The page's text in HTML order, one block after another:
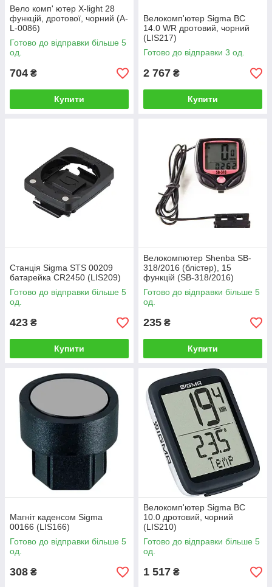
Вело комп' ютер X-light 28
функцій, дротової, чорний (A-
L-0086)
Готово до відправки більше 5
од.
704 ₴
Купити
Велокомп'ютер Sigma BC
14.0 WR дротовий, чорний
(LIS217)
Готово до відправки 3 од.
2 767 ₴
Купити
Станція Sigma STS 00209
батарейка CR2450 (LIS209)
Готово до відправки більше 5
од.
423 ₴
Купити
Велокомпютер Shenba SB-
318/2016 (блістер), 15
функцій (SB-318/2016)
Готово до відправки більше 5
од.
235 ₴
Купити
Магніт каденсом Sigma
00166 (LIS166)
Готово до відправки більше 5
од.
308 ₴
Велокомп'ютер Sigma BC
10.0 дротовий, чорний
(LIS210)
Готово до відправки більше 5
од.
1 517 ₴